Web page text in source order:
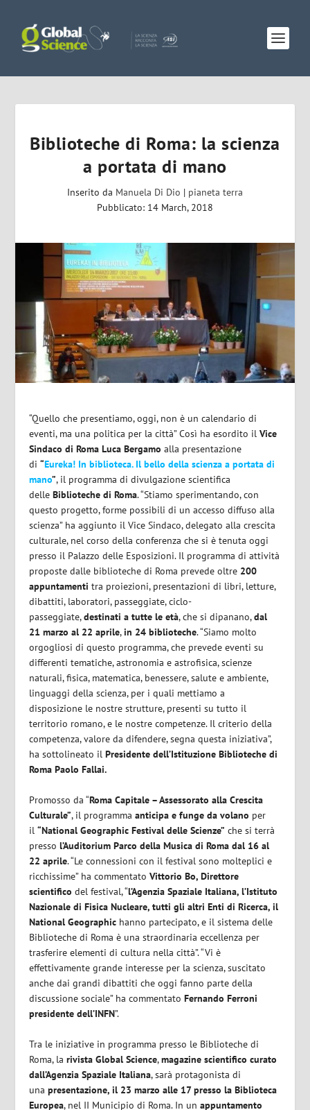
Biblioteche di Roma: la scienza
a portata di mano
Inserito da Manuela Di Dio | pianeta terra
Pubblicato: 14 March, 2018
“Quello che presentiamo, oggi, non è un calendario di
eventi, ma una politica per la città” Così ha esordito ilVice
Sindaco di Roma Luca Bergamo alla presentazione
di“Eureka! In biblioteca. Il bello della scienza a portata di
mano”, il programma di divulgazione scientifica
delleBiblioteche di Roma. “Stiamo sperimentando, con
questo progetto, forme possibili di un accesso diffuso alla
scienza” ha aggiunto il Vice Sindaco, delegato alla crescita
culturale, nel corso della conferenza che si è tenuta oggi
presso il Palazzo delle Esposizioni. Il programma di attività
proposte dalle biblioteche di Roma prevede oltre 200
appuntamenti tra proiezioni, presentazioni di libri, letture,
dibattiti, laboratori, passeggiate, ciclo-
passeggiate,destinati a tutte le età, che si dipanano,dal
21 marzo al 22 aprile,in 24 biblioteche. “Siamo molto
orgogliosi di questo programma, che prevede eventi su
differenti tematiche, astronomia e astrofisica, scienze
naturali, fisica, matematica, benessere, salute e ambiente,
linguaggi della scienza, per i quali mettiamo a
disposizione le nostre strutture, presenti su tutto il
territorio romano, e le nostre competenze. Il criterio della
competenza, valore da difendere, segna questa iniziativa”,
ha sottolineato ilPresidente dell’Istituzione Biblioteche di
Roma Paolo Fallai.
Promosso da “Roma Capitale – Assessorato alla Crescita
Culturale”, il programmaanticipa e funge da volano per
il“National Geographic Festival delle Scienze” che si terrà
pressol’Auditorium Parco della Musica di Roma dal 16 al
22 aprile. “Le connessioni con il festival sono molteplici e
ricchissime” ha commentatoVittorio Bo, Direttore
scientifico del festival, “l’Agenzia Spaziale Italiana, l’Istituto
Nazionale di Fisica Nucleare, tutti gli altri Enti di Ricerca, il
National Geographic hanno partecipato, e il sistema delle
Biblioteche di Roma è una straordinaria eccellenza per
trasferire elementi di cultura nella città”. “Vi è
effettivamente grande interesse per la scienza, suscitato
anche dai grandi dibattiti che oggi fanno parte della
discussione sociale” ha commentatoFernando Ferroni
presidente dell’INFN”.
Tra le iniziative in programma presso le Biblioteche di
Roma, larivista Global Science,magazine scientifico curato
dall’Agenzia Spaziale Italiana, sarà protagonista di
unapresentazione, il 23 marzo alle 17 presso la Biblioteca
Europea, nel II Municipio di Roma. In unappuntamento